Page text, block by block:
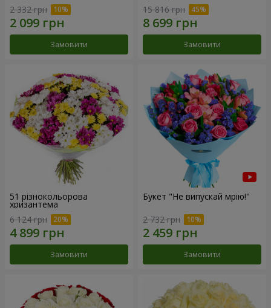
2 332 грн
Замовити
15 816 грн
Замовити
51 різнокольорова
хризантема
6 124 грн
Замовити
Букет "Не випускай мрію!"
2 732 грн
Замовити